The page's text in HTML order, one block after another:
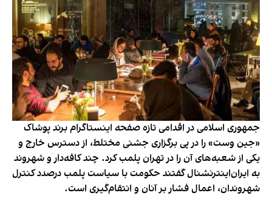
جمهوری اسلامی در اقدامی تازه صفحه اینستاگرام برند پوشاک
«جین وست» را در پی برگزاری جشنی مختلط، از دسترس خارج و
یکی از شعبه‌های آن را در تهران پلمب کرد. چند کافه‌‌دار و شهروند
به ایران‌اینترنشنال گفتند حکومت با سیاست پلمب درصدد کنترل
شهروندان، اعمال فشار بر آنان و انتقام‌گیری است.